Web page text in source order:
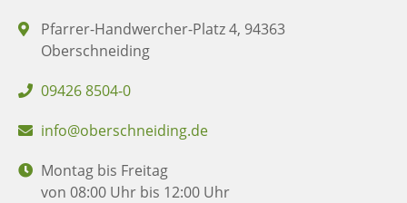
Pfarrer-Handwercher-Platz 4, 94363
Oberschneiding
09426 8504-0
info@oberschneiding.de
Montag bis Freitag
von 08:00 Uhr bis 12:00 Uhr